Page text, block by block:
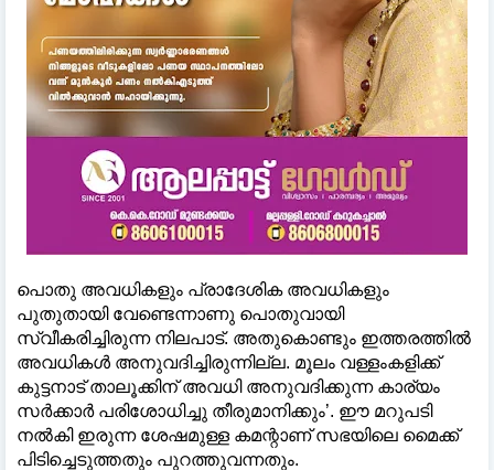
പൊതു അവധികളും പ്രാദേശിക അവധികളും
പുതുതായി വേണ്ടെന്നാണു പൊതുവായി
സ്വീകരിച്ചിരുന്ന നിലപാട്. അതുകൊണ്ടും ഇത്തരത്തിൽ
അവധികൾ അനുവദിച്ചിരുന്നില്ല. മൂലം വള്ളംകളിക്ക്
കുട്ടനാട് താലൂക്കിന് അവധി അനുവദിക്കുന്ന കാര്യം
സർക്കാർ പരിശോധിച്ചു തീരുമാനിക്കും’. ഈ മറുപടി
നൽകി ഇരുന്ന ശേഷമുള്ള കമന്റാണ് സഭയിലെ മൈക്ക്
പിടിച്ചെടുത്തതും പുറത്തുവന്നതും.